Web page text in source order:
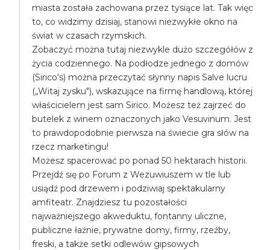
miasta została zachowana przez tysiące lat. Tak więc
to, co widzimy dzisiaj, stanowi niezwykłe okno na
świat w czasach rzymskich.
Zobaczyć można tutaj niezwykle dużo szczegółów z
życia codziennego. Na podłodze jednego z domów
(Sirico's) można przeczytać słynny napis Salve lucru
(„Witaj zysku"), wskazujące na firmę handlową, której
właścicielem jest sam Sirico. Możesz też zajrzeć do
butelek z winem oznaczonych jako Vesuvinum. Jest
to prawdopodobnie pierwsza na świecie gra słów na
rzecz marketingu!
Możesz spacerować po ponad 50 hektarach historii.
Przejdź się po Forum z Wezuwiuszem w tle lub
usiądź pod drzewem i podziwiaj spektakularny
amfiteatr. Znajdziesz tu pozostałości
najważniejszego akweduktu, fontanny uliczne,
publiczne łaźnie, prywatne domy, firmy, rzeźby,
freski, a także setki odlewów gipsowych